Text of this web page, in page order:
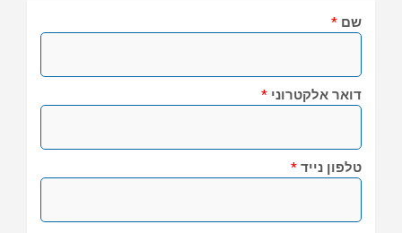
שם *
דואר אלקטרוני *
טלפון נייד *